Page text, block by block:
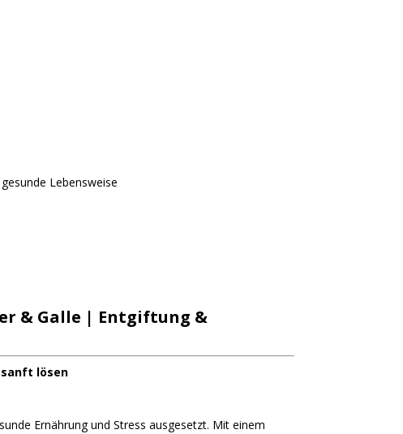
Lebensweise
& Galle | Entgiftung &
lösen
Ernährung und Stress ausgesetzt. Mit einem